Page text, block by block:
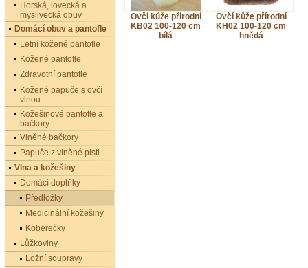
Ovčí kůže přírodní
KB02 100-120 cm
bílá
Ovčí kůže přírodní
KH02 100-120 cm
hnědá
Horská, lovecká a
myslivecká obuv
Domácí obuv a pantofle
Letní kožené pantofle
Kožené pantofle
Zdravotní pantofle
Kožené papuče s ovčí
vlnou
Kožešinové pantofle a
bačkory
Vlněné bačkory
Papuče z vlněné plsti
Vlna a kožešiny
Domácí doplňky
Předložky
Medicinální kožešiny
Koberečky
Lůžkoviny
Ložní soupravy